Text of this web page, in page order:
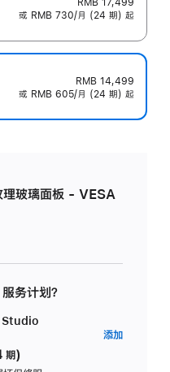
RMB 17,499
或 RMB 730/月 (24 期) 起
RMB 14,499
或 RMB 605/月 (24 期) 起
玻璃面板 - VESA
务计划？
Studio
期)
添加